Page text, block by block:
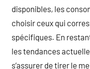
disponibles, les
choisir ceux qui
spécifiques. En
les tendances
s’assurer de tirer le